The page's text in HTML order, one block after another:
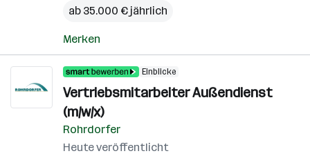
ab 35.000 € jährlich
Merken
Einblicke
Vertriebsmitarbeiter Außendienst
(m/w/x)
Rohrdorfer
Heute veröffentlicht